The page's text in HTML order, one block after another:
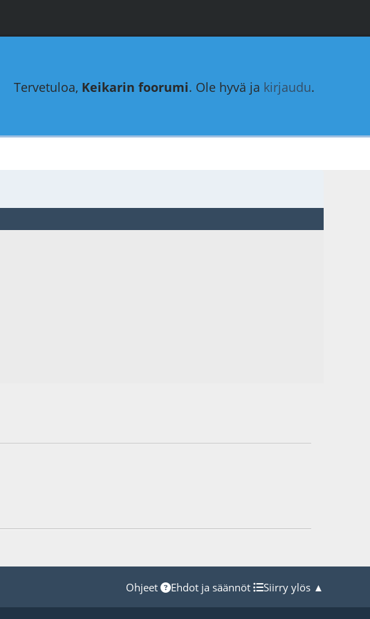
Tervetuloa, Keikarin foorumi. Ole hyvä ja kirjaudu.
Ohjeet Ehdot ja säännöt Siirry ylös ▲